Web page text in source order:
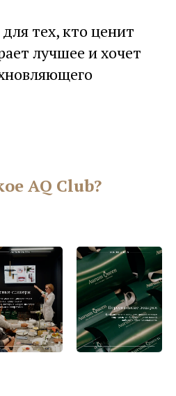
тех, кто ценит
лучшее и хочет
AQ Club?